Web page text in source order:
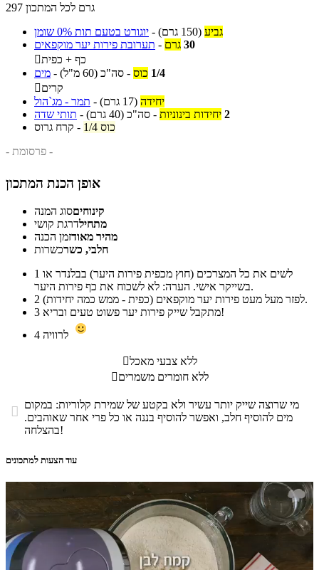
297 גרם לכל המתכון
יוגורט בטעם תות 0% שומן - גביע (150 גרם)
תערובת פירות יער מוקפאים - 30 גרם
כף + כפית
מים - 1/4 כוס - סה"כ (60 מ"ל)
קרים
תמר - מג`הול - יחידה (17 גרם)
תותי שדה - 2 יחידות בינוניות - סה"כ (40 גרם)
קרח גרוס -
1/4 כוס
- פרסומת -
אופן הכנת המתכון
קינוחיםסוג המנה
מתחילדרגת קושי
מהיר מאודזמן הכנה
חלבי, כשרכשרות
1
בשייקר אישי. הערה: לא לשכוח את כף פירות היער.
2
לפזר מעל מעט פירות יער מוקפאים (כפית - ממש כמה יחידות).
3
מתקבל שייק פירות יער פשוט טעים ובריא!
4
ללא צבעי מאכל
ללא חומרים משמרים
 מי שרוצה שייק יותר עשיר ולא בקטע של שמירת קלוריות: במקום
מים להוסיף חלב, ואפשר להוסיף בננה או כל פרי אחר שאוהבים.
בהצלחה!
עוד הצעות למתכונים